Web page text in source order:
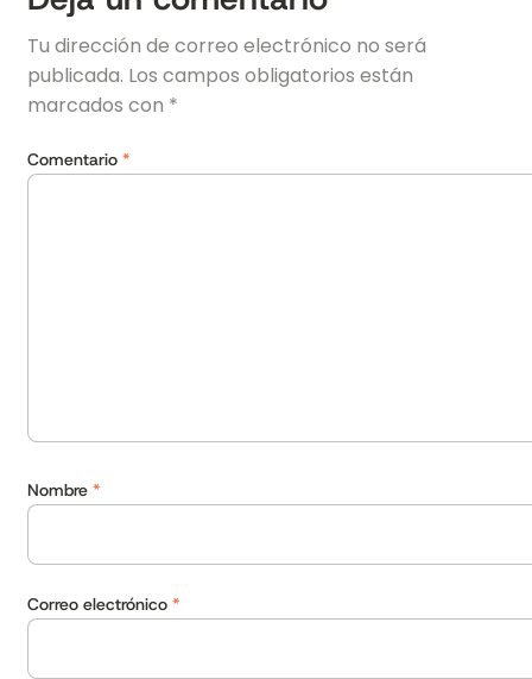
Tu dirección de correo electrónico no será
publicada. Los campos obligatorios están
marcados con *
Comentario *
Nombre *
Correo electrónico *